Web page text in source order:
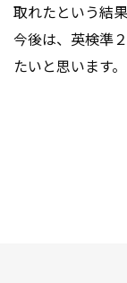
取れたという結
今後は、英検準
たいと思います。